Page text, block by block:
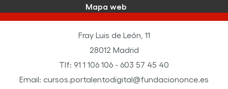
Mapa web
Fray Luis de León, 11
28012 Madrid
Tlf: 91 1 106 106 - 603 57 45 40
Email: cursos.portalentodigital@fundaciononce.es